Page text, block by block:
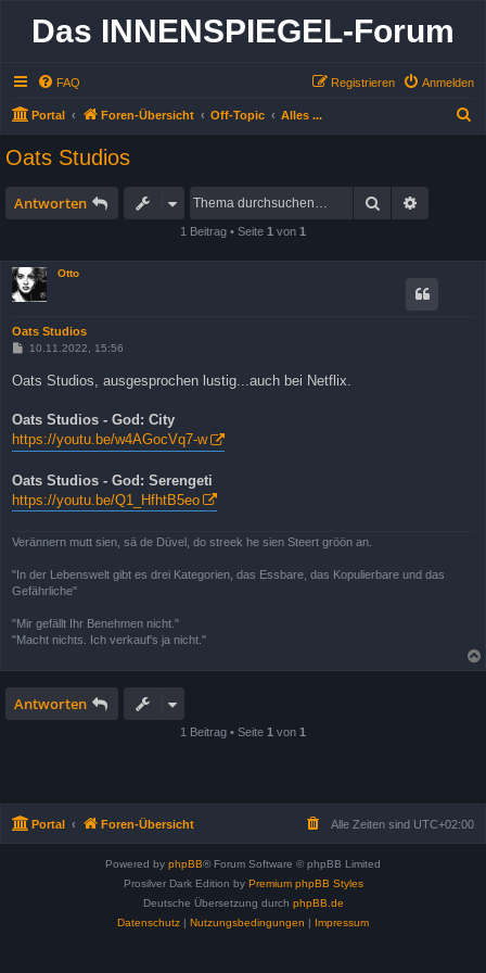
Das INNENSPIEGEL-Forum
FAQ Anmelden
Registrieren
Portal Foren-Übersicht Off-Topic Alles ...
Oats Studios
Antworten Suche
1 Beitrag • Seite 1 von 1
Otto
Oats Studios
B
t
g
10.11.2022, 15:56
Oats Studios, ausgesprochen lustig...auch bei Netflix.
Oats Studios - God: City
https://youtu.be/w4AGocVq7-w
Oats Studios - God: Serengeti
https://youtu.be/Q1_HfhtB5eo
Verännern mutt sien, sä de Düvel, do streek he sien Steert gröön an.
"In der Lebenswelt gibt es drei Kategorien, das Essbare, das Kopulierbare und das
Gefährliche"
"Mir gefällt Ihr Benehmen nicht."
"Macht nichts. Ich verkauf's ja nicht."
Antworten
1 Beitrag • Seite 1 von 1
Portal Foren-Übersicht Alle Zeiten sind UTC+02:00
Powered by phpBB® Forum Software © phpBB Limited
Prosilver Dark Edition by Premium phpBB Styles
Deutsche Übersetzung durch phpBB.de
Datenschutz | Nutzungsbedingungen | Impressum